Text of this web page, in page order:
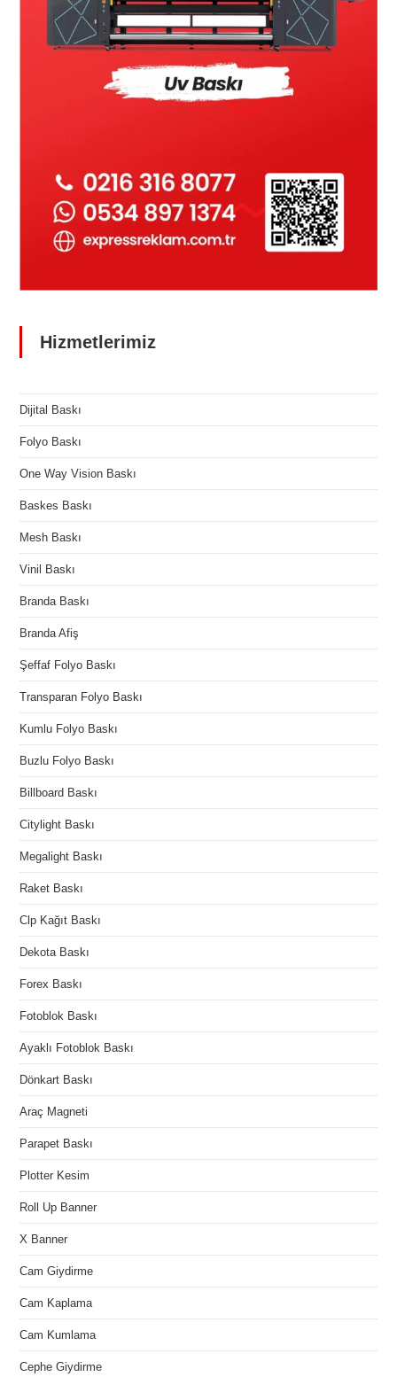
Hizmetlerimiz
Dijital Baskı
Folyo Baskı
One Way Vision Baskı
Baskes Baskı
Mesh Baskı
Vinil Baskı
Branda Baskı
Branda Afiş
Şeffaf Folyo Baskı
Transparan Folyo Baskı
Kumlu Folyo Baskı
Buzlu Folyo Baskı
Billboard Baskı
Citylight Baskı
Megalight Baskı
Raket Baskı
Clp Kağıt Baskı
Dekota Baskı
Forex Baskı
Fotoblok Baskı
Ayaklı Fotoblok Baskı
Dönkart Baskı
Araç Magneti
Parapet Baskı
Plotter Kesim
Roll Up Banner
X Banner
Cam Giydirme
Cam Kaplama
Cam Kumlama
Cephe Giydirme